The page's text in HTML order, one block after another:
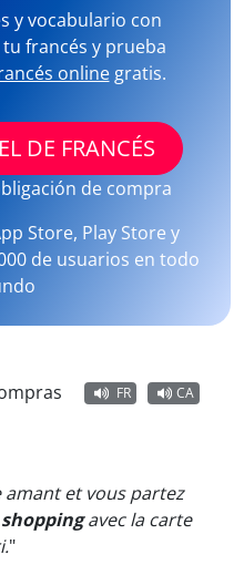
y vocabulario con
francés y prueba
onlinegratis.
DE FRANCÉS
de compra
Store, Play Store y
de usuarios en todo
FR CA
amant et vous partez
avec la carte
"